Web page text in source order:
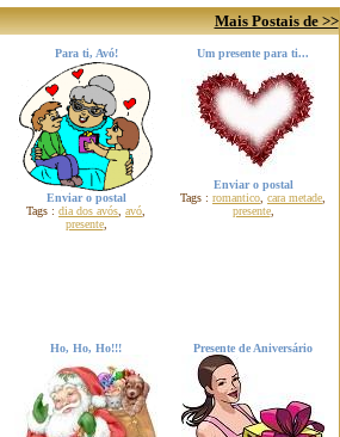
Mais Postais de >>
Para ti, Avó!
Enviar o postal
Tags : dia dos avós avó
presente,
Um presente para ti...
Enviar o postal
Tags : romantico cara metade
presente,
Ho, Ho, Ho!!! Presente de Aniversário